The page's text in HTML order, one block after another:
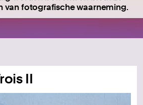
van fotografische waarneming.
II